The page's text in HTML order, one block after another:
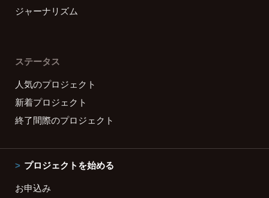
ジャーナリズム
ステータス
人気のプロジェクト
新着プロジェクト
終了間際のプロジェクト
プロジェクトを始める
お申込み